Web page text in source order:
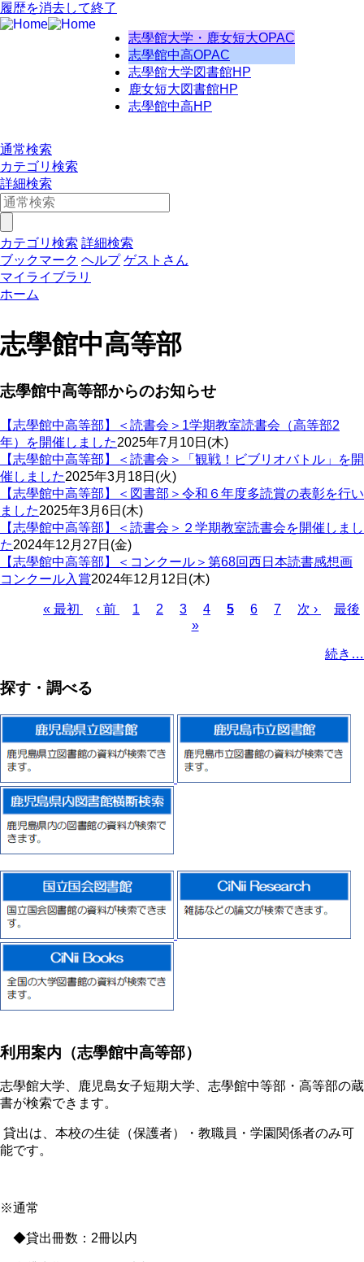
履歴を消去して終了
志學館大学・鹿女短大OPAC
志學館中高OPAC
志學館大学図書館HP
鹿女短大図書館HP
志學館中高HP
通常検索
カテゴリ検索
詳細検索
カテゴリ検索 詳細検索
ブックマーク ヘルプ ゲストさん
マイライブラリ
ホーム
志學館中高等部
志學館中高等部からのお知らせ
【志學館中高等部】＜読書会＞1学期教室読書会（高等部2
年）を開催しました2025年7月10日(木)
【志學館中高等部】＜読書会＞「観戦！ビブリオバトル」を開
催しました2025年3月18日(火)
【志學館中高等部】＜図書部＞令和６年度多読賞の表彰を行い
ました2025年3月6日(木)
【志學館中高等部】＜読書会＞２学期教室読書会を開催しまし
た2024年12月27日(金)
【志學館中高等部】＜コンクール＞第68回西日本読書感想画
コンクール入賞2024年12月12日(木)
送
り
先
ジ
« 最初
前
‹ 前 Page
1 Page
2 Page
3 Page
4
カ
ジ
5 Page
6 Page
7
次
次 ›
最
ー
最後
»
続き…
探す・調べる
利用案内（志學館中高等部）
志學館大学、鹿児島女子短期大学、志學館中等部・高等部の蔵
書が検索できます。
貸出は、本校の生徒（保護者）・教職員・学園関係者のみ可
能です。
※通常
◆貸出冊数：2冊以内